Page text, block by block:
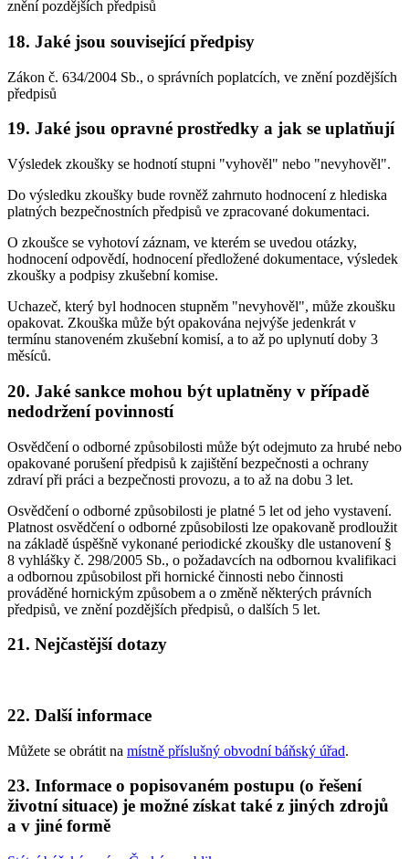
znění pozdějších předpisů
18. Jaké jsou související předpisy
Zákon č. 634/2004 Sb., o správních poplatcích, ve znění pozdějších
předpisů
19. Jaké jsou opravné prostředky a jak se uplatňují
Výsledek zkoušky se hodnotí stupni "vyhověl" nebo "nevyhověl".
Do výsledku zkoušky bude rovněž zahrnuto hodnocení z hlediska
platných bezpečnostních předpisů ve zpracované dokumentaci.
O zkoušce se vyhotoví záznam, ve kterém se uvedou otázky,
hodnocení odpovědí, hodnocení předložené dokumentace, výsledek
zkoušky a podpisy zkušební komise.
Uchazeč, který byl hodnocen stupněm "nevyhověl", může zkoušku
opakovat. Zkouška může být opakována nejvýše jedenkrát v
termínu stanoveném zkušební komisí, a to až po uplynutí doby 3
měsíců.
20. Jaké sankce mohou být uplatněny v případě
nedodržení povinností
Osvědčení o odborné způsobilosti může být odejmuto za hrubé nebo
opakované porušení předpisů k zajištění bezpečnosti a ochrany
zdraví při práci a bezpečnosti provozu, a to až na dobu 3 let.
Osvědčení o odborné způsobilosti je platné 5 let od jeho vystavení.
Platnost osvědčení o odborné způsobilosti lze opakovaně prodloužit
na základě úspěšně vykonané periodické zkoušky dle ustanovení §
8 vyhlášky č. 298/2005 Sb., o požadavcích na odbornou kvalifikaci
a odbornou způsobilost při hornické činnosti nebo činnosti
prováděné hornickým způsobem a o změně některých právních
předpisů, ve znění pozdějších předpisů, o dalších 5 let.
21. Nejčastější dotazy
22. Další informace
Můžete se obrátit na místně příslušný obvodní báňský úřad.
23. Informace o popisovaném postupu (o řešení
životní situace) je možné získat také z jiných zdrojů
a v jiné formě